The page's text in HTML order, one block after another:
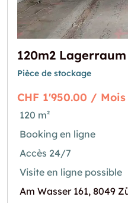
Pièce de stockage
CHF 1'950.00 / Mois
120 m²
Booking en ligne
Accès 24/7
Visite en ligne possible
Am Wasser 161, 8049